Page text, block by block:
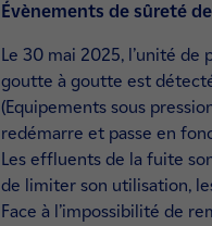
Évènements de sûreté
Le 30 mai 2025, l’unité
goutte à goutte est
(Equipements sous
redémarre et passe en
Les effluents de la fuite
de limiter son utilisation,
Face à l’impossibilité de